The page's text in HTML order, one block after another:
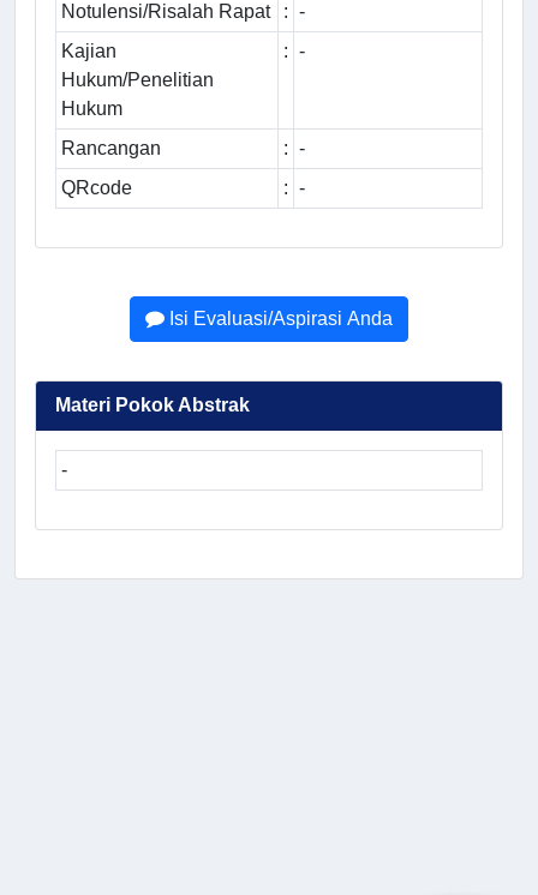
Notulensi/Risalah Rapat
: -
Kajian
Hukum/Penelitian
Hukum
: -
Rancangan : -
QRcode
: -
Isi Evaluasi/Aspirasi Anda
Materi Pokok Abstrak
-